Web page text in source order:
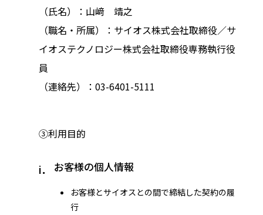
（氏名）：山﨑 靖之
（職名・所属）：サイオス株式会社取締役／サ
イオステクノロジー株式会社取締役専務執行役
員
（連絡先）：03-6401-5111
③利用目的
お客様の個人情報
お客様とサイオスとの間で締結した契約の履
行